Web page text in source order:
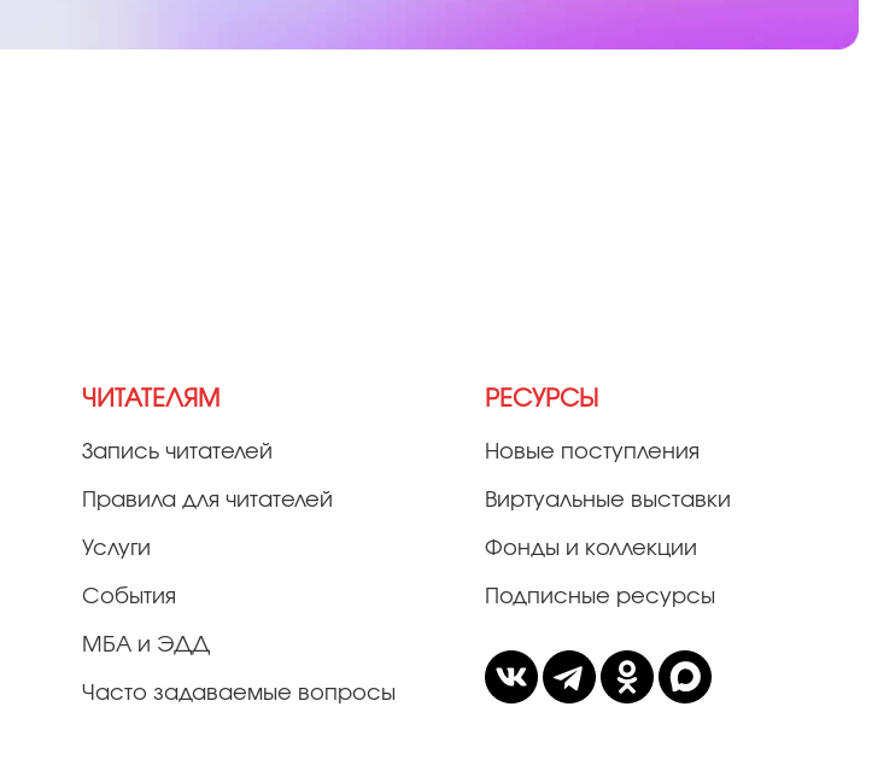
ЧИТАТЕЛЯМ
Запись читателей
Правила для читателей
Услуги
События
МБА и ЭДД
Часто задаваемые вопросы
РЕСУРСЫ
Новые поступления
Виртуальные выставки
Фонды и коллекции
Подписные ресурсы